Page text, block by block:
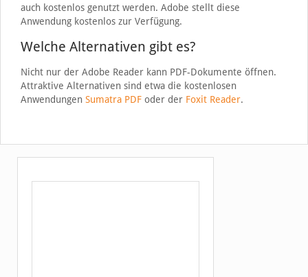
auch kostenlos genutzt werden. Adobe stellt diese
Anwendung kostenlos zur Verfügung.
Welche Alternativen gibt es?
Nicht nur der Adobe Reader kann PDF-Dokumente öffnen.
Attraktive Alternativen sind etwa die kostenlosen
Anwendungen Sumatra PDFoder der Foxit Reader.